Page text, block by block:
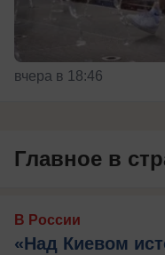
вчера в 18:46
Главное в
В России
«Над Киевом